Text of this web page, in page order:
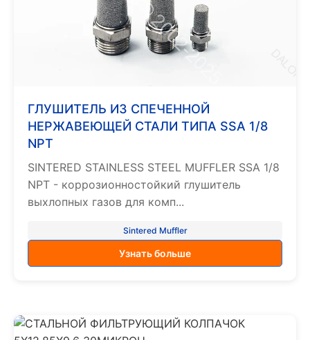
ГЛУШИТЕЛЬ ИЗ СПЕЧЕННОЙ
НЕРЖАВЕЮЩЕЙ СТАЛИ ТИПА SSA 1/8
NPT
SINTERED STAINLESS STEEL MUFFLER SSA 1/8
NPT - коррозионностойкий глушитель
выхлопных газов для комп...
Sintered Muffler
Узнать больше